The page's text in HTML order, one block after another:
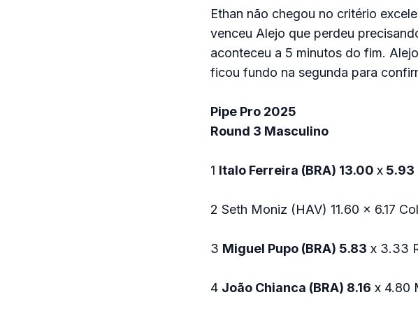
Ethan não chegou no critério
venceu Alejo que perdeu
aconteceu a 5 minutos do fim.
ficou fundo na segunda para
Pipe Pro 2025
Round 3 Masculino
1 Italo Ferreira (BRA) 13.00 x5.93
2 Seth Moniz (HAV) 11.60 x 6.17
3 Miguel Pupo (BRA) 5.83 x 3.33
4 João Chianca (BRA) 8.16 x 4.80